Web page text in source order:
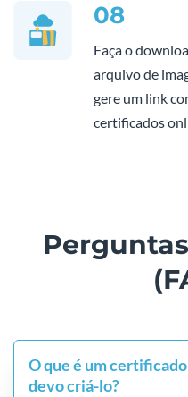
08
Faça o
arquivo de
gere um link
certificados
O que é um
devo criá-lo?